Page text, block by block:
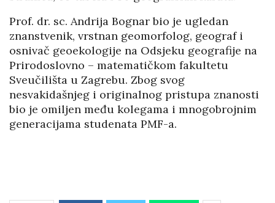
Prof. dr. sc. Andrija Bognar bio je ugledan
znanstvenik, vrstnan geomorfolog, geograf i
osnivač geoekologije na Odsjeku geografije na
Prirodoslovno – matematičkom fakultetu
Sveučilišta u Zagrebu. Zbog svog
nesvakidašnjeg i originalnog pristupa znanosti
bio je omiljen među kolegama i mnogobrojnim
generacijama studenata PMF-a.